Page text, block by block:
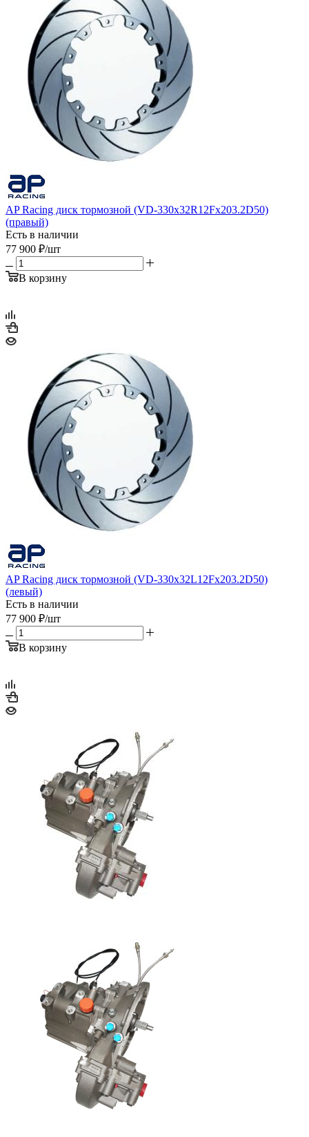
AP Racing диск тормозной (VD-330x32R12Fx203.2D50)
(правый)
Есть в наличии
77 900 ₽/шт
В корзину
AP Racing диск тормозной (VD-330x32L12Fx203.2D50)
(левый)
Есть в наличии
77 900 ₽/шт
В корзину